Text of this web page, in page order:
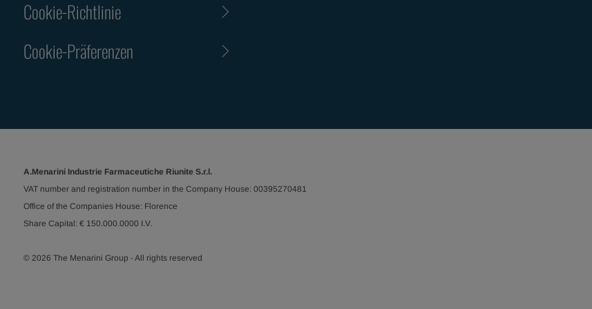
Cookie-Richtlinie
Cookie-Präferenzen
A.Menarini Industrie Farmaceutiche Riunite S.r.l.
VAT number and registration number in the Company House: 00395270481
Office of the Companies House: Florence
Share Capital: € 150.000.0000 I.V.
© 2026 The Menarini Group - All rights reserved